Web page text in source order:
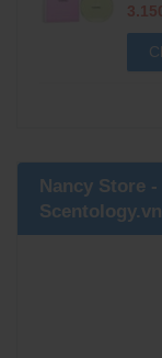
Nancy Store
Scentology.vn